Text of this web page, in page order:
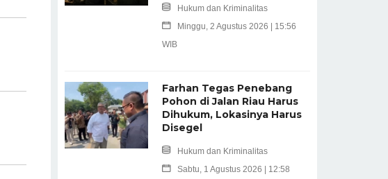
Hukum dan Kriminalitas
Minggu, 2 Agustus 2026 | 15:56
WIB
Farhan Tegas Penebang
Pohon di Jalan Riau Harus
Dihukum, Lokasinya Harus
Disegel
Hukum dan Kriminalitas
Sabtu, 1 Agustus 2026 | 12:58